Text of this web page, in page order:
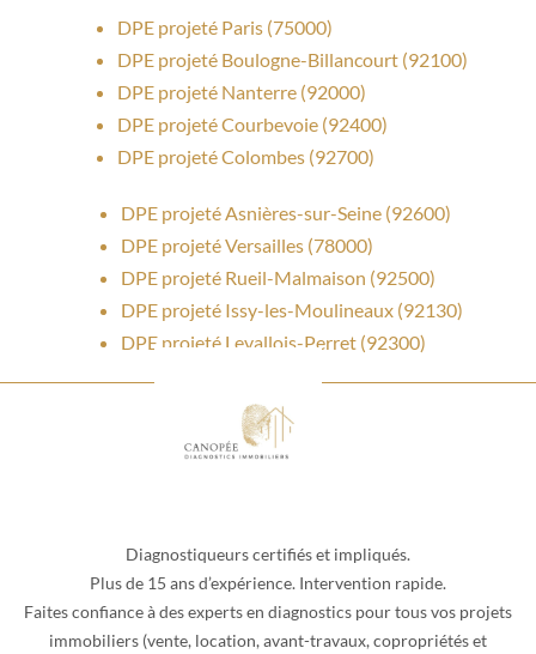
DPE projeté Paris (75000)
DPE projeté Boulogne-Billancourt (92100)
DPE projeté Nanterre (92000)
DPE projeté Courbevoie (92400)
DPE projeté Colombes (92700)
DPE projeté Asnières-sur-Seine (92600)
DPE projeté Versailles (78000)
DPE projeté Rueil-Malmaison (92500)
DPE projeté Issy-les-Moulineaux (92130)
DPE projeté Levallois-Perret (92300)
Diagnostiqueurs certifiés et impliqués.
Plus de 15 ans d’expérience. Intervention rapide.
Faites confiance à des experts en diagnostics pour tous vos projets
immobiliers (vente, location, avant-travaux, copropriétés et